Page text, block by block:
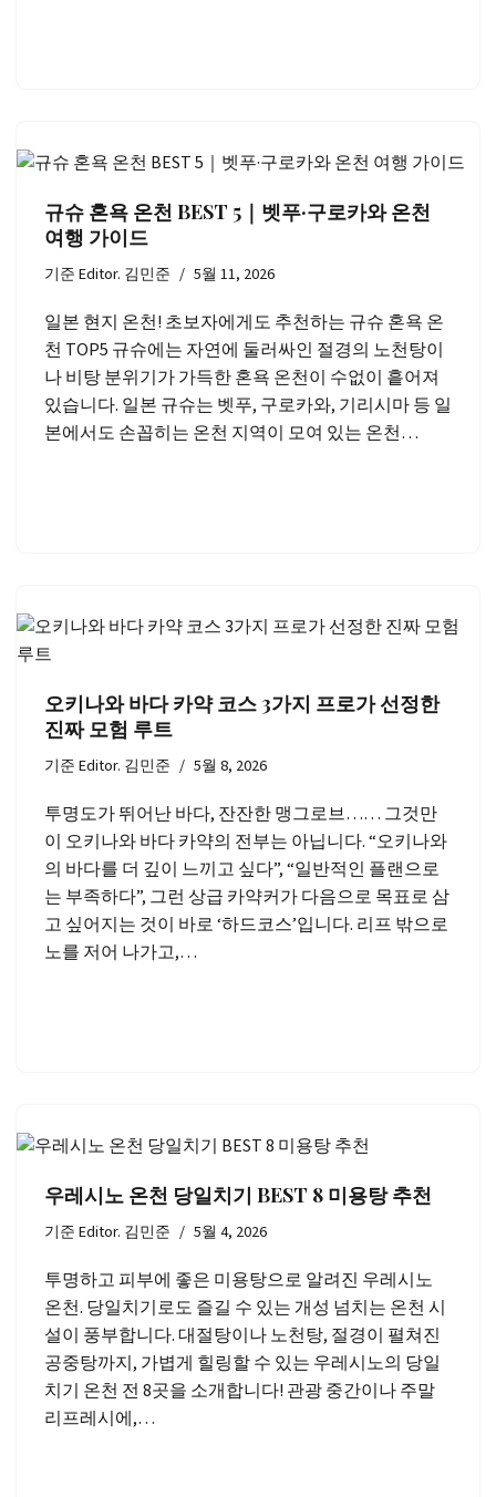
규슈 혼욕 온천 BEST 5｜벳푸·구로카와 온천
여행 가이드
기준Editor. 김민준 5월 11, 2026
일본 현지 온천! 초보자에게도 추천하는 규슈 혼욕 온
천 TOP5 규슈에는 자연에 둘러싸인 절경의 노천탕이
나 비탕 분위기가 가득한 혼욕 온천이 수없이 흩어져
있습니다. 일본 규슈는 벳푸, 구로카와, 기리시마 등 일
본에서도 손꼽히는 온천 지역이 모여 있는 온천…
오키나와 바다 카약 코스 3가지 프로가 선정한
진짜 모험 루트
기준Editor. 김민준 5월 8, 2026
투명도가 뛰어난 바다, 잔잔한 맹그로브…… 그것만
이 오키나와 바다 카약의 전부는 아닙니다. “오키나와
의 바다를 더 깊이 느끼고 싶다”, “일반적인 플랜으로
는 부족하다”, 그런 상급 카약커가 다음으로 목표로 삼
고 싶어지는 것이 바로 ‘하드코스’입니다. 리프 밖으로
노를 저어 나가고,…
우레시노 온천 당일치기 BEST 8 미용탕 추천
기준Editor. 김민준 5월 4, 2026
투명하고 피부에 좋은 미용탕으로 알려진 우레시노
온천. 당일치기로도 즐길 수 있는 개성 넘치는 온천 시
설이 풍부합니다. 대절탕이나 노천탕, 절경이 펼쳐진
공중탕까지, 가볍게 힐링할 수 있는 우레시노의 당일
치기 온천 전 8곳을 소개합니다! 관광 중간이나 주말
리프레시에,…